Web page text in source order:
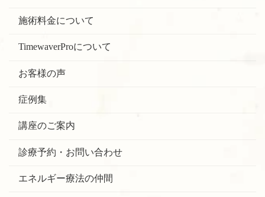
施術料金について
TimewaverProについて
お客様の声
症例集
講座のご案内
診療予約・お問い合わせ
エネルギー療法の仲間